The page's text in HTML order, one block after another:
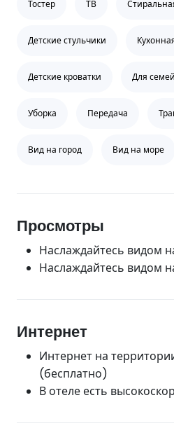
Тостер ТВ
Детские стульчики
Детские кроватки Для
Уборка Передача
Вид на город Вид на море
Просмотры
Наслаждайтесь видом
Наслаждайтесь видом
Интернет
Интернет на
(бесплатно)
В отеле есть